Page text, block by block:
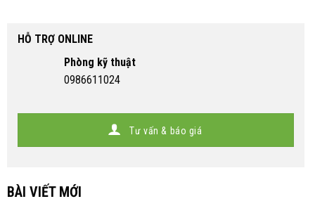
HỖ TRỢ ONLINE
Phòng kỹ thuật
0986611024
Tư vấn & báo giá
BÀI VIẾT MỚI